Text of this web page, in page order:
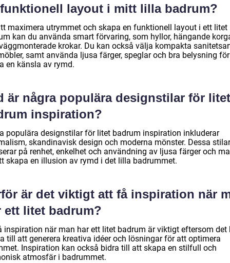
layout i mitt lilla badrum?
maximera utrymmet och skapa en funktionell layout i ett litet
kan du använda smart förvaring, som hyllor, hängande
krokar. Du kan också välja kompakta
samt använda ljusa färger, speglar och bra belysning
en känsla av rymd.
är några populära designstilar för litet
inspiration?
populära designstilar för litet badrum inspiration inkluderar
skandinavisk design och moderna mönster. Dessa stilar
på renhet, enkelhet och användning av ljusa färger och
skapa en illusion av rymd i det lilla badrummet.
är det viktigt att få inspiration när
ett litet badrum?
inspiration när man har ett litet badrum är viktigt eftersom det
till att generera kreativa idéer och lösningar för att optimera
Inspiration kan också bidra till att skapa en stilfull och
atmosfär i badrummet.